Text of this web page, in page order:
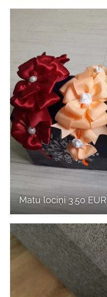
Matu lociņi 3.50 EUR